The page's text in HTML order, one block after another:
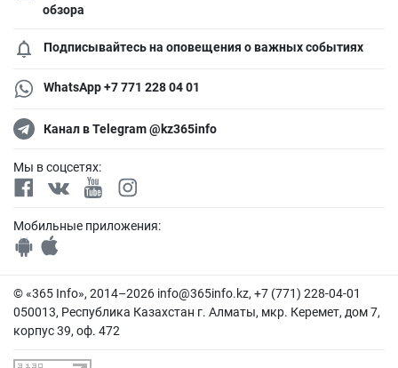
обзора
Подписывайтесь на оповещения о важных событиях
WhatsApp +7 771 228 04 01
Канал в Telegram @kz365info
Мы в соцсетях:
Мобильные приложения:
© «365 Info», 2014–2026 info@365info.kz, +7 (771) 228-04-01
050013, Республика Казахстан г. Алматы, мкр. Керемет, дом 7,
корпус 39, оф. 472